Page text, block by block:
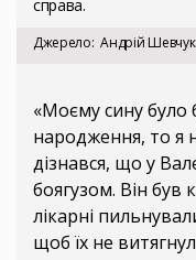
справа.
Джерело Андрій Шевчук
«Моєму сину було
народження, то я
дізнався, що у
боягузом. Він
лікарні
щоб їх не